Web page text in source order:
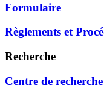
Formulaire
Règlements et
Recherche
Centre de recherche